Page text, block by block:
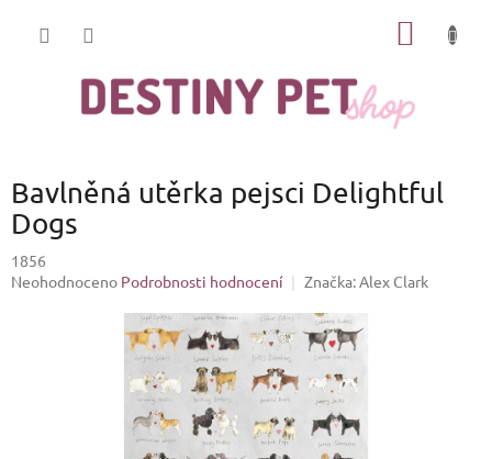
Bavlněná utěrka pejsci Delightful
Dogs
1856
Průměrné
Neohodnoceno Podrobnosti hodnocení Značka:Alex Clark